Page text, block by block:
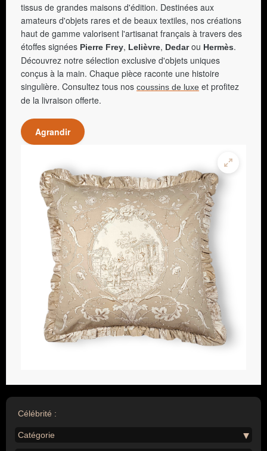
tissus de grandes maisons d'édition. Destinées aux
amateurs d'objets rares et de beaux textiles, nos créations
haut de gamme valorisent l'artisanat français à travers des
étoffes signées Pierre Frey, Lelièvre, Dedarou Hermès.
Découvrez notre sélection exclusive d'objets uniques
conçus à la main. Chaque pièce raconte une histoire
singulière. Consultez tous nos coussins de luxe et profitez
de la livraison offerte.
Agrandir
Célébrité :
Catégorie